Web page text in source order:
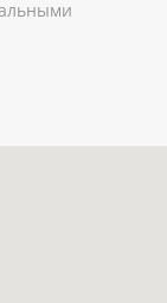
тех, кому